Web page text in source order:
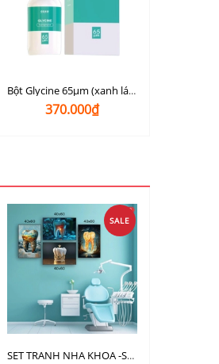
Bột Glycine 65µm (xanh lá) dùng cho máy thổi cát
370.000₫
SALE
SET TRANH NHA KHOA -SET 59